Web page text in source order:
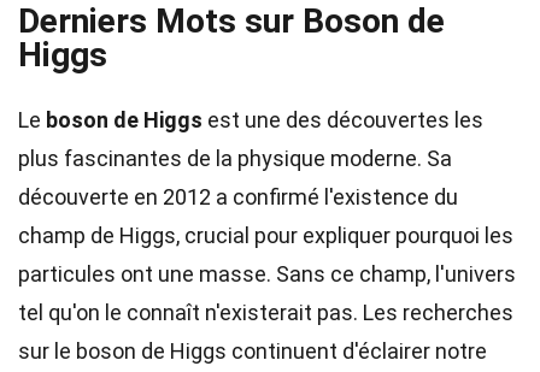
Derniers Mots sur Boson de
Higgs
Le boson de Higgs est une des découvertes les
plus fascinantes de la physique moderne. Sa
découverte en 2012 a confirmé l'existence du
champ de Higgs, crucial pour expliquer pourquoi les
particules ont une masse. Sans ce champ, l'univers
tel qu'on le connaît n'existerait pas. Les recherches
sur le boson de Higgs continuent d'éclairer notre